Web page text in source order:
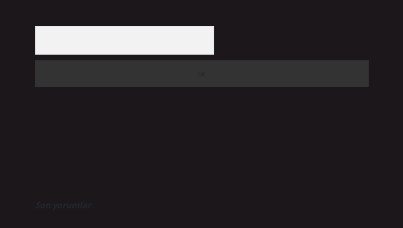
Son yorumlar